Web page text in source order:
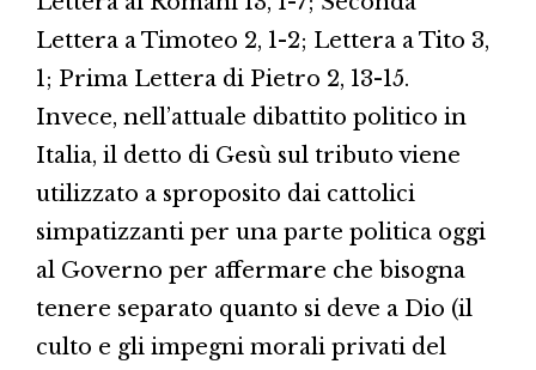
Lettera a Timoteo 2, 1-2; Lettera a Tito 3,
1; Prima Lettera di Pietro 2, 13-15.
Invece, nell’attuale dibattito politico in
Italia, il detto di Gesù sul tributo viene
utilizzato a sproposito dai cattolici
simpatizzanti per una parte politica oggi
al Governo per affermare che bisogna
tenere separato quanto si deve a Dio (il
culto e gli impegni morali privati del